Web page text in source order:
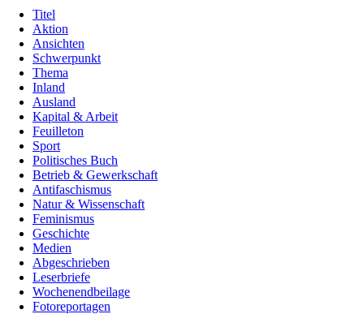
Titel
Aktion
Ansichten
Schwerpunkt
Thema
Inland
Ausland
Kapital & Arbeit
Feuilleton
Sport
Politisches Buch
Betrieb & Gewerkschaft
Antifaschismus
Natur & Wissenschaft
Feminismus
Geschichte
Medien
Abgeschrieben
Leserbriefe
Wochenendbeilage
Fotoreportagen